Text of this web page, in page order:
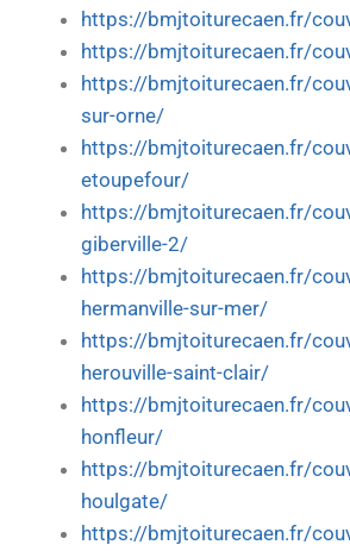
https://bmjtoiturecaen.fr/
https://bmjtoiturecaen.fr/
https://bmjtoiturecaen.fr/
sur-orne/
https://bmjtoiturecaen.fr/
etoupefour/
https://bmjtoiturecaen.fr/
giberville-2/
https://bmjtoiturecaen.fr/
hermanville-sur-mer/
https://bmjtoiturecaen.fr/
herouville-saint-clair/
https://bmjtoiturecaen.fr/
honfleur/
https://bmjtoiturecaen.fr/
houlgate/
https://bmjtoiturecaen.fr/